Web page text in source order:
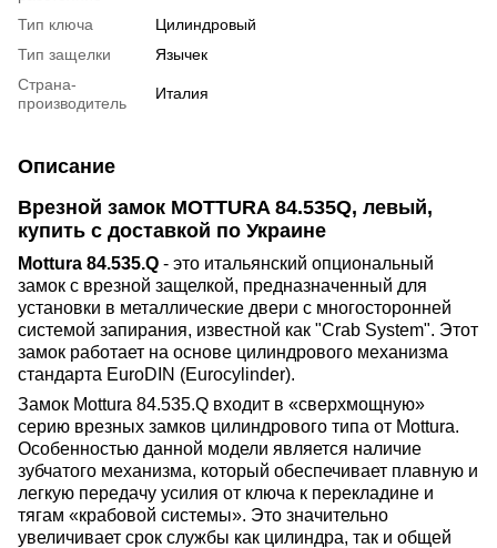
Тип ключа
Цилиндровый
Тип защелки
Язычек
Страна-
производитель
Италия
Описание
Врезной замок MOTTURA 84.535Q, левый,
купить с доставкой по Украине
Mottura 84.535.Q - это итальянский опциональный
замок с врезной защелкой, предназначенный для
установки в металлические двери с многосторонней
системой запирания, известной как "Crab System". Этот
замок работает на основе цилиндрового механизма
стандарта EuroDIN (Eurocylinder).
Замок Mottura 84.535.Q входит в «сверхмощную»
серию врезных замков цилиндрового типа от Mottura.
Особенностью данной модели является наличие
зубчатого механизма, который обеспечивает плавную и
легкую передачу усилия от ключа к перекладине и
тягам «крабовой системы». Это значительно
увеличивает срок службы как цилиндра, так и общей